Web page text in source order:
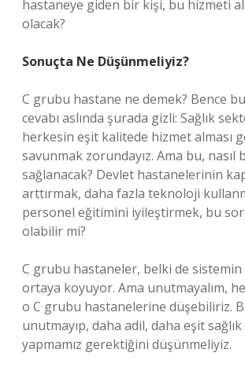
hastaneye giden bir kişi, bu hizmeti
olacak?
Sonuçta Ne Düşünmeliyiz?
C grubu hastane ne demek? Bence
cevabı aslında şurada gizli: Sağlık
herkesin eşit kalitede hizmet alması
savunmak zorundayız. Ama bu, nasıl
sağlanacak? Devlet hastanelerinin
arttırmak, daha fazla teknoloji
personel eğitimini iyileştirmek, bu
olabilir mi?
C grubu hastaneler, belki de sistemin
ortaya koyuyor. Ama unutmayalım,
o C grubu hastanelerine düşebiliriz.
unutmayıp, daha adil, daha eşit
yapmamız gerektiğini düşünmeliyiz.